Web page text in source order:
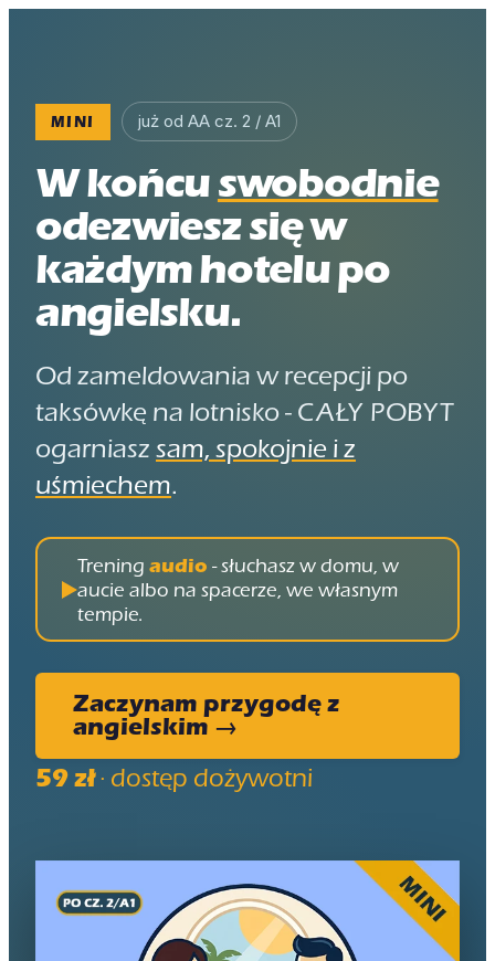
MINI już od AA cz. 2 / A1
W końcuswobodnie
odezwiesz się w
każdym hotelu po
angielsku.
Od zameldowania w recepcji po
taksówkę na lotnisko - CAŁY POBYT
ogarniasz sam, spokojnie i z
uśmiechem.
Trening audio - słuchasz w domu, w
aucie albo na spacerze, we własnym
tempie.
Zaczynam przygodę z
angielskim →
59 zł· dostęp dożywotni